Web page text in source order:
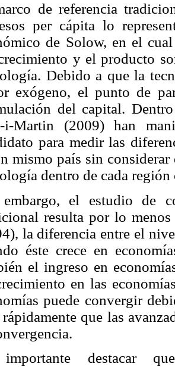
de referencia
per cápita lo
de Solow, en el
y el producto
Debido a que la
exógeno, el punto de
del capital.
i-Martin (2009) han
para medir las
mismo país sin
dentro de cada
el estudio de
resulta por lo
la diferencia entre el
éste crece en
el ingreso en
en las
puede convergir
rápidamente que las
destacar